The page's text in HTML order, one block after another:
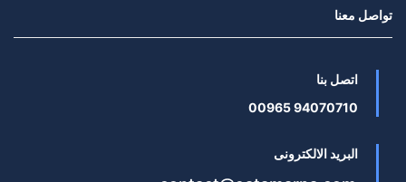
تواصل معنا
اتصل بنا
94070710 00965
البريد الالكترونى